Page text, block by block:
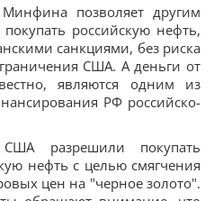
позволяет другим
российскую нефть,
санкциями, без риска
США. А деньги от
являются одним из
РФ российско-
разрешили покупать
нефть с целью смягчения
цен на "черное золото".